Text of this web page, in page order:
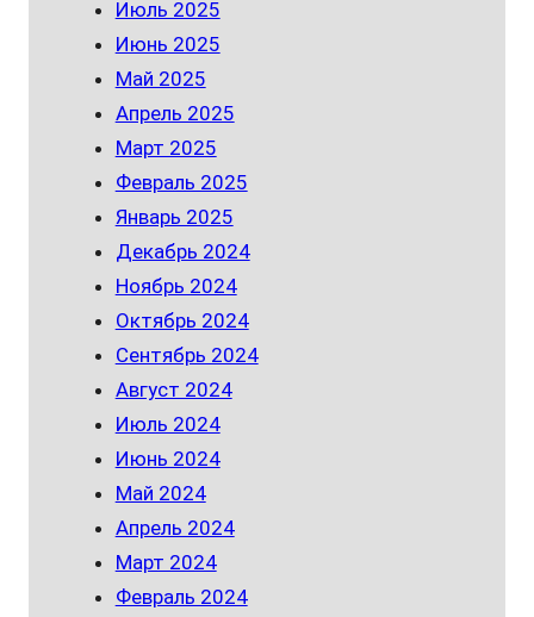
Июль 2025
Июнь 2025
Май 2025
Апрель 2025
Март 2025
Февраль 2025
Январь 2025
Декабрь 2024
Ноябрь 2024
Октябрь 2024
Сентябрь 2024
Август 2024
Июль 2024
Июнь 2024
Май 2024
Апрель 2024
Март 2024
Февраль 2024